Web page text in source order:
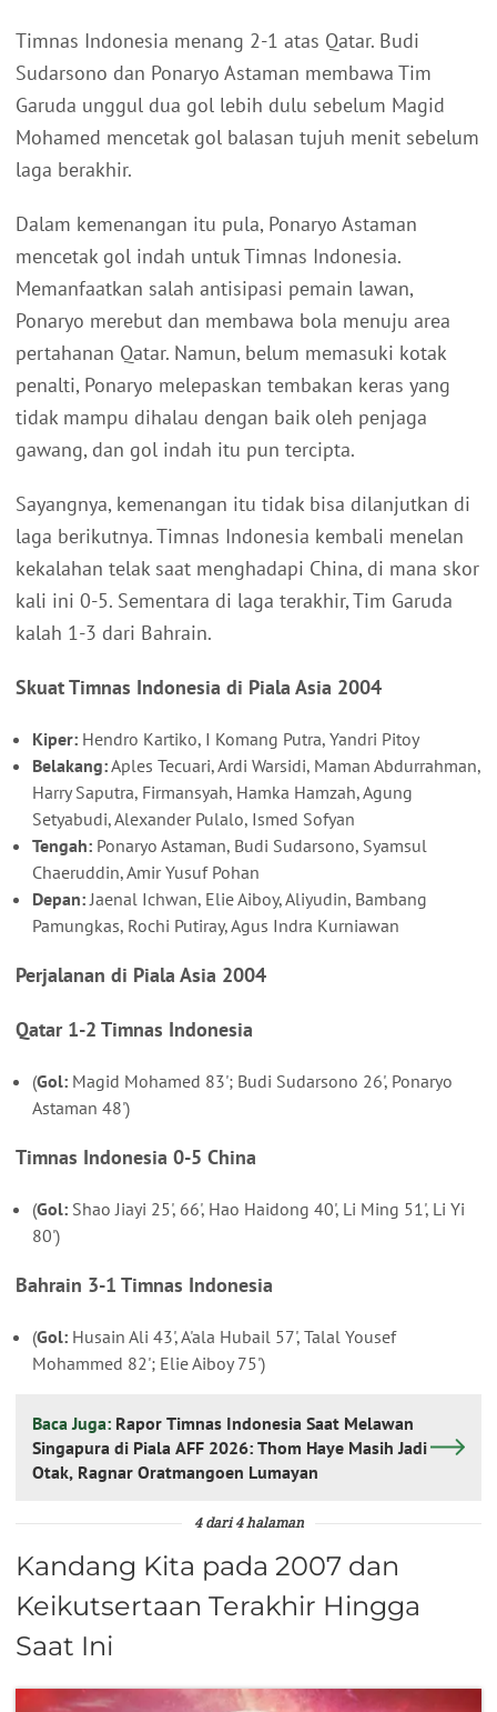
Timnas Indonesia menang 2-1 atas Qatar. Budi
Sudarsono dan Ponaryo Astaman membawa Tim
Garuda unggul dua gol lebih dulu sebelum Magid
Mohamed mencetak gol balasan tujuh menit sebelum
laga berakhir.
Dalam kemenangan itu pula, Ponaryo Astaman
mencetak gol indah untuk Timnas Indonesia.
Memanfaatkan salah antisipasi pemain lawan,
Ponaryo merebut dan membawa bola menuju area
pertahanan Qatar. Namun, belum memasuki kotak
penalti, Ponaryo melepaskan tembakan keras yang
tidak mampu dihalau dengan baik oleh penjaga
gawang, dan gol indah itu pun tercipta.
Sayangnya, kemenangan itu tidak bisa dilanjutkan di
laga berikutnya. Timnas Indonesia kembali menelan
kekalahan telak saat menghadapi China, di mana skor
kali ini 0-5. Sementara di laga terakhir, Tim Garuda
kalah 1-3 dari Bahrain.
Skuat Timnas Indonesia di Piala Asia 2004
Kiper: Hendro Kartiko, I Komang Putra, Yandri Pitoy
Belakang:Aples Tecuari, Ardi Warsidi, Maman Abdurrahman,
Harry Saputra, Firmansyah, Hamka Hamzah, Agung
Setyabudi, Alexander Pulalo, Ismed Sofyan
Tengah: Ponaryo Astaman, Budi Sudarsono, Syamsul
Chaeruddin, Amir Yusuf Pohan
Depan: Jaenal Ichwan, Elie Aiboy, Aliyudin, Bambang
Pamungkas, Rochi Putiray, Agus Indra Kurniawan
Perjalanan di Piala Asia 2004
Qatar 1-2 Timnas Indonesia
(Gol: Magid Mohamed 83'; Budi Sudarsono 26', Ponaryo
Astaman 48')
Timnas Indonesia 0-5 China
(Gol: Shao Jiayi 25', 66', Hao Haidong 40', Li Ming 51', Li Yi
80')
Bahrain 3-1 Timnas Indonesia
(Gol: Husain Ali 43', A'ala Hubail 57', Talal Yousef
Mohammed 82'; Elie Aiboy 75')
Baca Juga: Rapor Timnas Indonesia Saat Melawan
Singapura di Piala AFF 2026: Thom Haye Masih Jadi
Otak, Ragnar Oratmangoen Lumayan
4 dari 4 halaman
Kandang Kita pada 2007 dan
Keikutsertaan Terakhir Hingga
Saat Ini